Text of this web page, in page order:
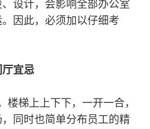
设计，会影响全部办公室
因此，必须加以仔细考
宜忌
楼梯上上下下，一开一合，
同时也简单分布员工的精